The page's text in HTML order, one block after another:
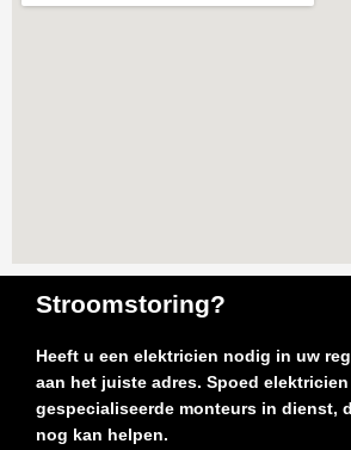
Stroomstoring?
Heeft u een elektricien nodig in uw
aan het juiste adres. Spoed
gespecialiseerde monteurs in dienst,
nog kan helpen.